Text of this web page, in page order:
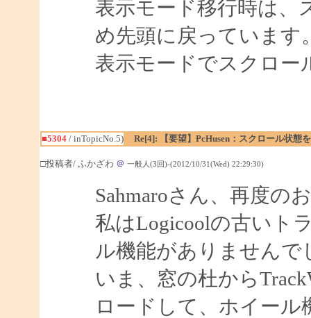
表示モード移行時は、
め先頭に戻っています
表示モードでスクロー
■5304/ inTopicNo.5) Re[4]: 【要望】PcHusen：スクロール状態
□投稿者/ ふかざわ ＠ 一般人(3回)-(2012/10/31(Wed) 22:29:30)
Sahmaroさん、再度の
私はLogicoolの古いト
ル機能がありませんで
いま、窓の杜から
ロードして、ホイー